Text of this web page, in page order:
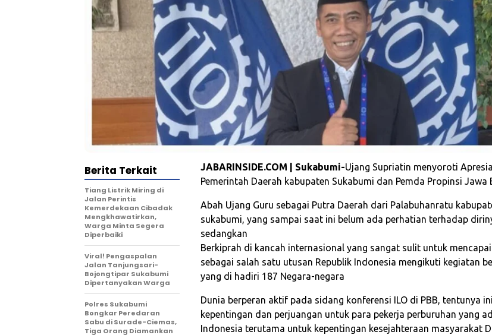
JABARINSIDE.COM | Sukabumi-Ujang Supriatin menyoroti
Pemerintah Daerah kabupaten Sukabumi dan Pemda Propinsi Jawa
Abah Ujang Guru sebagai Putra Daerah dari Palabuhanratu
sukabumi, yang sampai saat ini belum ada perhatian terhadap
sedangkan
Berkiprah di kancah internasional yang sangat sulit untuk
sebagai salah satu utusan Republik Indonesia mengikuti kegiatan
yang di hadiri 187 Negara-negara
Dunia berperan aktif pada sidang konferensi ILO di PBB, tentunya ini
kepentingan dan perjuangan untuk para pekerja perburuhan yang
Indonesia terutama untuk kepentingan kesejahteraan masyarakat
Berita Terkait
Tiang Listrik Miring di
Jalan Perintis
Kemerdekaan Cibadak
Mengkhawatirkan,
Warga Minta Segera
Diperbaiki
Viral! Pengaspalan
Jalan Tanjungsari-
Bojongtipar Sukabumi
Dipertanyakan Warga
Polres Sukabumi
Bongkar Peredaran
Sabu di Surade-Ciemas,
Tiga Orang Diamankan